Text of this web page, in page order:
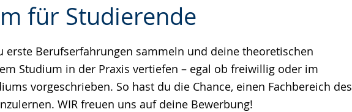
für Studierende
erste Berufserfahrungen sammeln und deine theoretischen
Studium in der Praxis vertiefen – egal ob freiwillig oder im
vorgeschrieben. So hast du die Chance, einen Fachbereich des
WIR freuen uns auf deine Bewerbung!